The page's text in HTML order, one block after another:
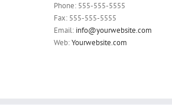
Phone: 555-555-5555
Fax: 555-555-5555
Email: info@yourwebsite.com
Web:Yourwebsite.com